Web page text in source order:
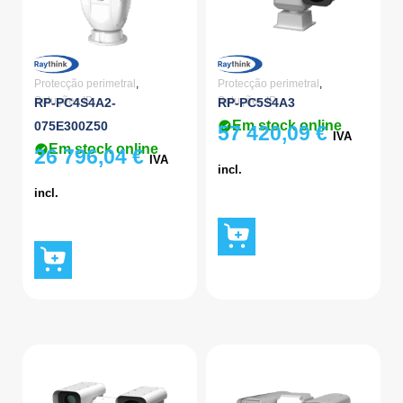
Protecção perimetral
Soluções IP
RP-PC4S4A2-
075E300Z50
Em stock online
26 796,04€ IVA
incl.
Protecção perimetral
Soluções IP
RP-PC5S4A3
Em stock online
57 420,09€ IVA
incl.